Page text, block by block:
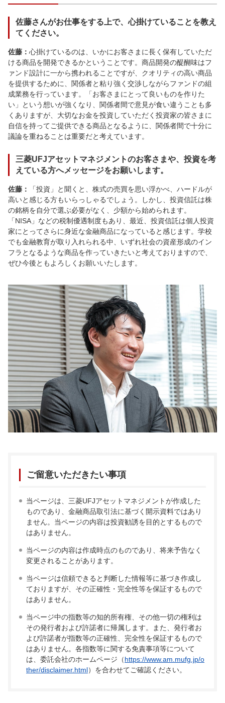
佐藤さんがお仕事をする上で、心掛けていることを教え
てください。
佐藤： 心掛けているのは、いかにお客さまに長く保有していただ
ける商品を開発できるかということです。商品開発の醍醐味はフ
ァンド設計に一から携われることですが、クオリティの高い商品
を提供するために、関係者と粘り強く交渉しながらファンドの組
成業務を行っています。「お客さまにとって良いものを作りた
い」という想いが強くなり、関係者間で意見が食い違うことも多
くありますが、大切なお金を投資していただく投資家の皆さまに
自信を持ってご提供できる商品となるように、関係者間で十分に
議論を重ねることは重要だと考えています。
三菱UFJアセットマネジメントのお客さまや、投資を考
えている方へメッセージをお願いします。
佐藤：
「投資」と聞くと、株式の売買を思い浮かべ、ハードルが
高いと感じる方もいらっしゃるでしょう。しかし、投資信託は株
の銘柄を自分で選ぶ必要がなく、少額から始められます。
「NISA」などの税制優遇制度もあり、最近、投資信託は個人投資
家にとってさらに身近な金融商品になっていると感じます。学校
でも金融教育が取り入れられる中、いずれ社会の資産形成のイン
フラとなるような商品を作っていきたいと考えておりますので、
ぜひ今後ともよろしくお願いいたします。
ご留意いただきたい事項
当ページは、三菱UFJアセットマネジメントが作成した
ものであり、金融商品取引法に基づく開示資料ではあり
ません。当ページの内容は投資勧誘を目的とするもので
はありません。
当ページの内容は作成時点のものであり、将来予告なく
変更されることがあります。
当ページは信頼できると判断した情報等に基づき作成し
ておりますが、その正確性・完全性等を保証するもので
はありません。
当ページ中の指数等の知的所有権、その他一切の権利は
その発行者および許諾者に帰属します。また、発行者お
よび許諾者が指数等の正確性、完全性を保証するもので
はありません。各指数等に関する免責事項等について
は、委託会社のホームページ（https://www.am.mufg.jp/o
ther/disclaimer.html）を合わせてご確認ください。